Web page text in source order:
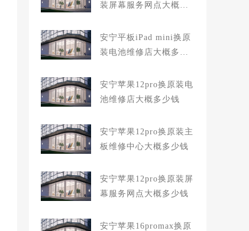
装屏幕服务网点大概多
安宁平板iPad mini换原
装电池维修店大概多少
安宁苹果12pro换原装电
池维修店大概多少钱
安宁苹果12pro换原装主
板维修中心大概多少钱
安宁苹果12pro换原装屏
幕服务网点大概多少钱
安宁苹果16promax换原